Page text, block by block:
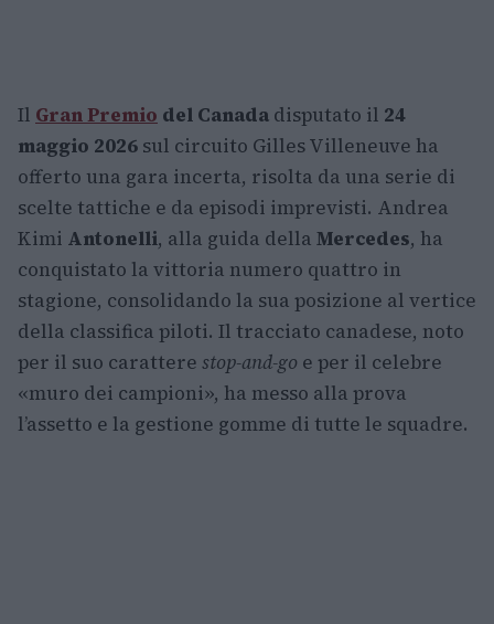
Il Gran Premio del Canada disputato il 24
maggio 2026 sul circuito Gilles Villeneuve ha
offerto una gara incerta, risolta da una serie di
scelte tattiche e da episodi imprevisti. Andrea
Kimi Antonelli, alla guida della Mercedes, ha
conquistato la vittoria numero quattro in
stagione, consolidando la sua posizione al vertice
della classifica piloti. Il tracciato canadese, noto
per il suo carattere stop-and-go e per il celebre
«muro dei campioni», ha messo alla prova
l’assetto e la gestione gomme di tutte le squadre.